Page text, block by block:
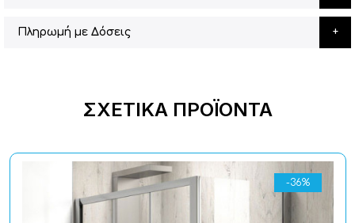
Πληρωμή με Δόσεις
ΣΧΕΤΙΚΆ ΠΡΟΪΌΝΤΑ
-36%